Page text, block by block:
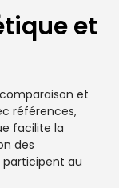
et
et
références,
facilite la
des
participent au